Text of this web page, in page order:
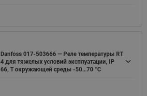
Danfoss 017-503666 — Реле температуры RT
4 для тяжелых условий эксплуатации, IP
66, T окружающей среды -50...70 °C